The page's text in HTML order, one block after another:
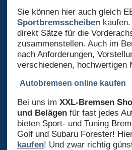
Sie können hier auch gleich
Sportbremsscheiben
direkt Sätze für die
zusammenstellen. Auch im
nach Anforderungen,
verschiedenen, hochwertigen
Autobremsen online kaufen
Bei uns im XXL-Bremsen
und Belägen für fast jedes
bieten Sport- und Tuning
Golf und Subaru Forester!
kaufen! Und zwar richtig